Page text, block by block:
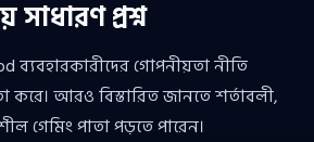
প্রশ্ন
ব্যবহারকারীদের গোপনীয়তা নীতি
আরও বিস্তারিত জানতে শর্তাবলী,
গেমিং পাতা পড়তে পারেন।